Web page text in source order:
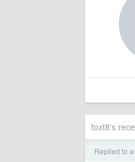
foxt8's
Replied to